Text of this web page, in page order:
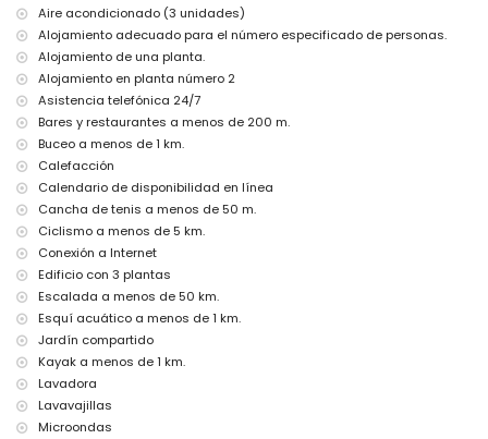
apartamento)
segundo aeropuerto más cercano: Valencia (> 100 kilómetros)
transporte público cercano: autobús a 200 metros
no se permiten mascotas
El alojamiento es muy adecuado para familias con niños
Instalaciones y servicios incluidos en el precio del alquiler del
apartamento
internet (WiFi)
plancha y tabla de planchar
ropa de cama y toallas
servicio de recepción y servicio de emergencia 24 horas
calefacción central y aire acondicionado
Instalaciones y servicios con coste adicional
cama/cuna para niños (bajo demanda)
Actividades de entretenimiento y ocio para sus vacaciones en
Xàbia, Costa Blanca
bar (a menos de 500 metros de la casa)
discoteca, paseo marítimo (El Arenal y Xàbia) (a menos de 1000
metros de la casa)
Aire acondicionado (3 unidades)
Alojamiento adecuado para el número especificado de personas.
Alojamiento de una planta.
Alojamiento en planta número 2
Asistencia telefónica 24/7
Bares y restaurantes a menos de 200 m.
Buceo a menos de 1 km.
Calefacción
Calendario de disponibilidad en línea
Cancha de tenis a menos de 50 m.
Ciclismo a menos de 5 km.
Conexión a Internet
Edificio con 3 plantas
Escalada a menos de 50 km.
Esquí acuático a menos de 1 km.
Jardín compartido
Kayak a menos de 1 km.
Lavadora
Lavavajillas
Microondas